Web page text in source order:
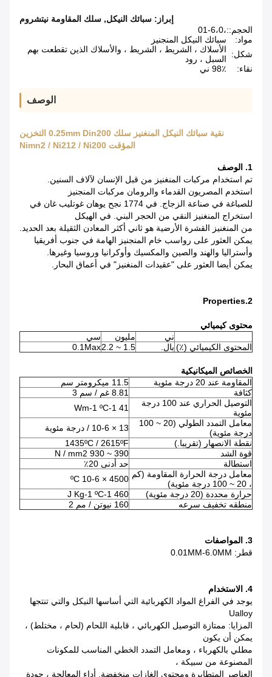
إبراز: سبائك النيكل, سلك المقاومة نيتشروم
الحجم::،01-6،0
مواد:
سبائك النيكل المنجنيز
شكل:
الأسلاك ، الشريط ، الشريط ، والأسلاك الذين تقطعت بهم
السبل ، رود
نقاء:
98٪ ني
الوصف
نقية سبائك النيكل المنغنيز سلك 0.25mm Din200 التخزين
المؤقت Nimn2 / Ni212 / Ni200
1. الوصف
تم استخدام مركبات المنغنيز من قبل الإنسان لآلاف السنين.
استخدم المصريون القدماء والرومان مركبات المنجنيز
للصباغة في صناعة الزجاج.
في 1774 نجح يوهان غوتليب غان في
استخراج المنغنيز النقي من الحجر البني. في الهيكل
من المنغنيز القشرة الأرضية هو ثاني أكثر المعادن الثقيلة بعد الحديد.
يمكن العثور على رواسب خام المنجنيز الهامة في جنوب أفريقيا
وأستراليا والهند والصين والمكسيك وأوكرانيا وروسيا وغيرها.
يمكن أيضا العثور على "عقيدات المنغنيز" في أعماق البحار.
2.Properties
محتوى كيميائي
ني
مليون
سي
المحتوى الكيميائي (٪) بال. 1.5 ~ 2.2
0.1Max
الخصائص الميكانيكية
المقاومة عند 20 درجة مئوية
11.5 ميكرومتر سم
كثافة
8.81 غم / سم 3
التوصيل الحراري عند 100 درجة
مئوية
41 Wm-1 ºC-1
معامل التمدد الطولي (20 ~ 100
درجة مئوية)
13 × 10-6 / درجة مئوية
نقطة الانصهار (تقريبا.)
1435ºC / 2615ºF
قوة الشد
390 ~ 930 N / mm2
استطالة
حد أدنى 20٪
معامل درجة الحرارة المقاومة (كم
، 20 ~ 100 درجة مئوية)
4500 × 10-6 ºC
حرارة محددة (20 درجة مئوية)
460 J Kg-1 ºC-1
منطقه تخفيف سرعه
160 نيوتن / مم 2
3. المواصفات
قطر: 0.01MM-6.0MM
4.
الاستخدام
يوجد في الفراغ المواد الكهربائية التي أساسها النيكل والتي تنتجها
Ualloy
المزايا: ممتازة التوصيل الكهربائي ، قابلية اللحام (لحام ، مختلط) ،
يمكن أن يكون
مطلي بالكهرباء ، ومعامل التمدد الخطي المناسب للمكونات
المصنوعة من سبيكة ،
العناصر المتطايرة ومحتوى الغازات منخفضة. أداء المعالجة ، جودة